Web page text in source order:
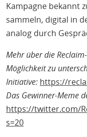
Kampagne bekannt
sammeln, digital in
analog durch
Mehr über die
Möglichkeit zu
Initiative: https://
Das Gewinner-Meme
https://twitter.com/
s=20